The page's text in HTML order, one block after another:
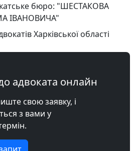
бюро: "ШЕСТАКОВА
ІВАНОВИЧА"
Харківської області
адвоката онлайн
свою заявку, і
з вами у